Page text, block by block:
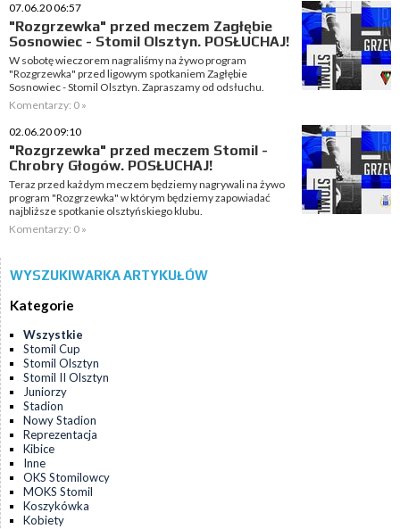
07.06.20 06:57
"Rozgrzewka" przed meczem Zagłębie
Sosnowiec - Stomil Olsztyn. POSŁUCHAJ!
W sobotę wieczorem nagraliśmy na żywo program
"Rozgrzewka" przed ligowym spotkaniem Zagłębie
Sosnowiec - Stomil Olsztyn. Zapraszamy od odsłuchu.
Komentarzy: 0 »
02.06.20 09:10
"Rozgrzewka" przed meczem Stomil -
Chrobry Głogów. POSŁUCHAJ!
Teraz przed każdym meczem będziemy nagrywali na żywo
program "Rozgrzewka" w którym będziemy zapowiadać
najbliższe spotkanie olsztyńskiego klubu.
Komentarzy: 0 »
WYSZUKIWARKA ARTYKUŁÓW
Kategorie
Wszystkie
Stomil Cup
Stomil Olsztyn
Stomil II Olsztyn
Juniorzy
Stadion
Nowy Stadion
Reprezentacja
Kibice
Inne
OKS Stomilowcy
MOKS Stomil
Koszykówka
Kobiety